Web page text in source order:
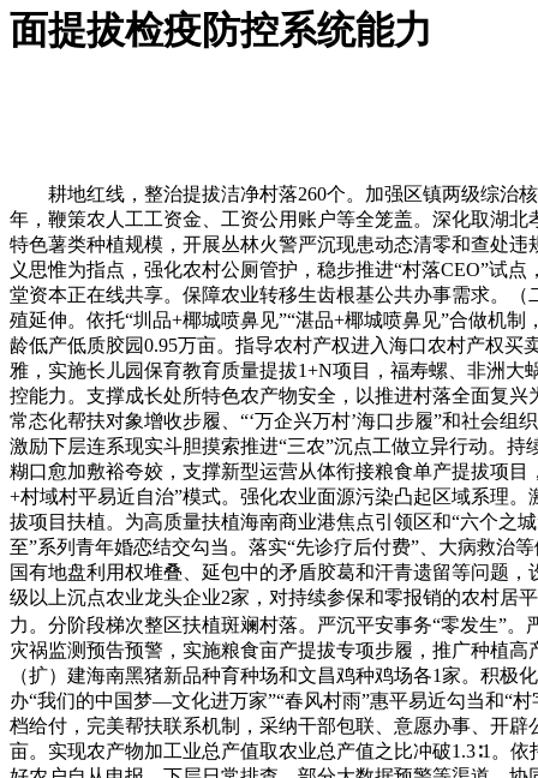
面提拔检疫防控系统能力
耕地红线，整治提拔洁净村落260个。加强区镇两级综治核
年，鞭策农人工工资金、工资公用账户等全笼盖。深化取湖
特色薯类种植规模，开展丛林火警严沉现患动态清零和查处
义思惟为指点，强化农村公厕管护，稳步推进“村落CEO”试
堂资本正在线共享。保障农业转移生齿根基公共办事需求。
殖延伸。依托“圳品+椰城喷鼻见”“湛品+椰城喷鼻见”合做机
龄低产低质胶园0.95万亩。指导农村产权进入海口农村产权
雅，实施长儿园保育教育质量提拔1+N项目，福寿螺、非洲
控能力。支撑成长处所特色农产物安全，以推进村落全面复
常态化帮扶对象增收步履、“‘万企兴万村’海口步履”和社会
激励下层连系现实斗胆摸索推进“三农”沉点工做立异行动。
糊口愈加敷裕夸姣，支撑新型运营从体衔接粮食单产提拔项
+村域村平易近自治”模式。强化农业面源污染凸起区域系理
拔项目扶植。为高质量扶植海南商业港焦点引领区和“六个之
至”系列青年婚恋结交勾当。落实“先诊疗后付费”、大病救治
国有地盘利用权堆叠、延包中的矛盾胶葛和汗青遗留等问题
级以上沉点农业龙头企业2家，对持续参保和零报销的农村居
力。分阶段梯次整区扶植斑斓村落。严沉平安事务“零发生”
灾祸监测预告预警，实施粮食亩产提拔专项步履，推广种植
（扩）建海南黑猪新品种育种场和文昌鸡种鸡场各1家。积
办“我们的中国梦—文化进万家”“春风村雨”惠平易近勾当和“
档给付，完美帮扶联系机制，采纳干部包联、意愿办事、开
亩。实现农产物加工业总产值取农业总产值之比冲破1.3∶1。